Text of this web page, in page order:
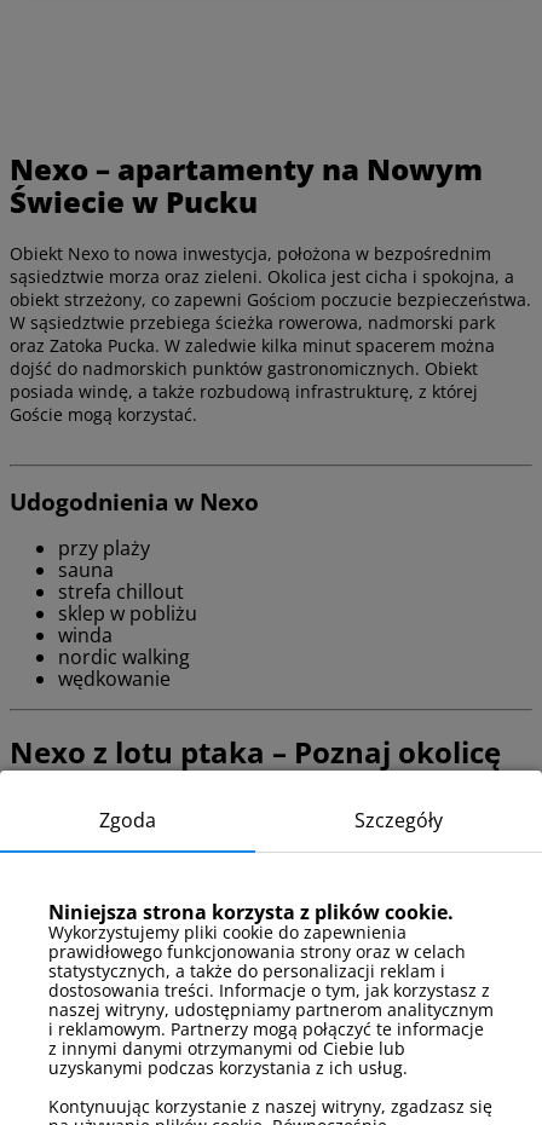
Nexo – apartamenty na Nowym
Świecie w Pucku
Obiekt Nexo to nowa inwestycja, położona w bezpośrednim
sąsiedztwie morza oraz zieleni. Okolica jest cicha i spokojna, a
obiekt strzeżony, co zapewni Gościom poczucie bezpieczeństwa.
W sąsiedztwie przebiega ścieżka rowerowa, nadmorski park
oraz Zatoka Pucka. W zaledwie kilka minut spacerem można
dojść do nadmorskich punktów gastronomicznych. Obiekt
posiada windę, a także rozbudową infrastrukturę, z której
Goście mogą korzystać.
Udogodnienia w Nexo
przy plaży
sauna
strefa chillout
sklep w pobliżu
winda
nordic walking
wędkowanie
Nexo z lotu ptaka – Poznaj okolicę
Obiekt znajduje się blisko morza i zielonych terenów, co sprzyja
wypoczynkowi. W okolicy są ścieżki rowerowe, nadmorski park
punktów gastronomicznych oraz spacerować w spokojnej
atmosferze nadmorskiego miasta.
Dojazd do obiektu
Do obiektu najłatwiej dojechać komunikacją miejską kursującą
do centrum Pucka. Obiekt znajduje się w pobliżu głównych
dróg, a parking publiczny jest dostępny przy budynku (brak
możliwości rezerwacji miejsc). Lokalizacja jest dobrze
Zgoda Szczegóły
Niniejsza strona korzysta z plików cookie.
Wykorzystujemy pliki cookie do zapewnienia
prawidłowego funkcjonowania strony oraz w celach
statystycznych, a także do personalizacji reklam i
dostosowania treści. Informacje o tym, jak korzystasz z
naszej witryny, udostępniamy partnerom analitycznym
i reklamowym. Partnerzy mogą połączyć te informacje
z innymi danymi otrzymanymi od Ciebie lub
uzyskanymi podczas korzystania z ich usług.
Kontynuując korzystanie z naszej witryny, zgadzasz się